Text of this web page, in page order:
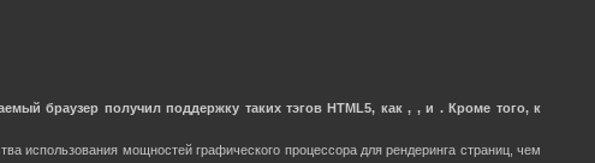
браузер получил поддержку таких тэгов HTML5, как , , и . Кроме того, к
использования мощностей графического процессора для рендеринга страниц, чем